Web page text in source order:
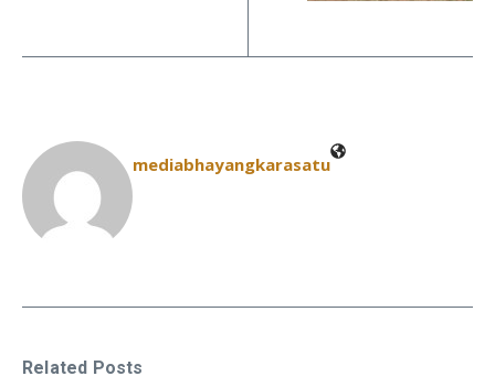
mediabhayangkarasatu
Related Posts